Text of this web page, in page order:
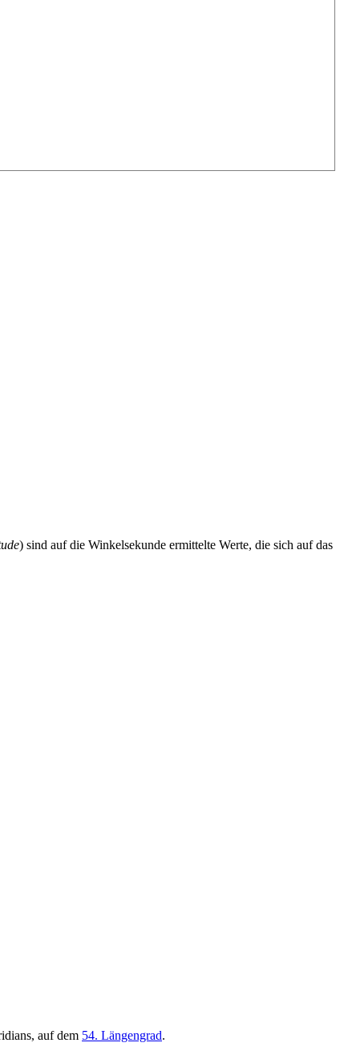
) sind auf die Winkelsekunde ermittelte Werte, die sich auf das
auf dem 54. Längengrad.